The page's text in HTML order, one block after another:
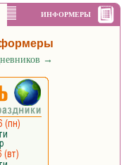
ИНФОРМЕРЫ
→